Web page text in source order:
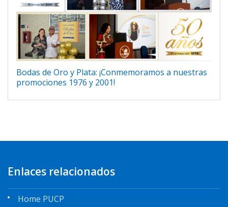
Bodas de Oro y Plata: ¡Conmemoramos a nuestras
promociones 1976 y 2001!
Enlaces relacionados
Home PUCP